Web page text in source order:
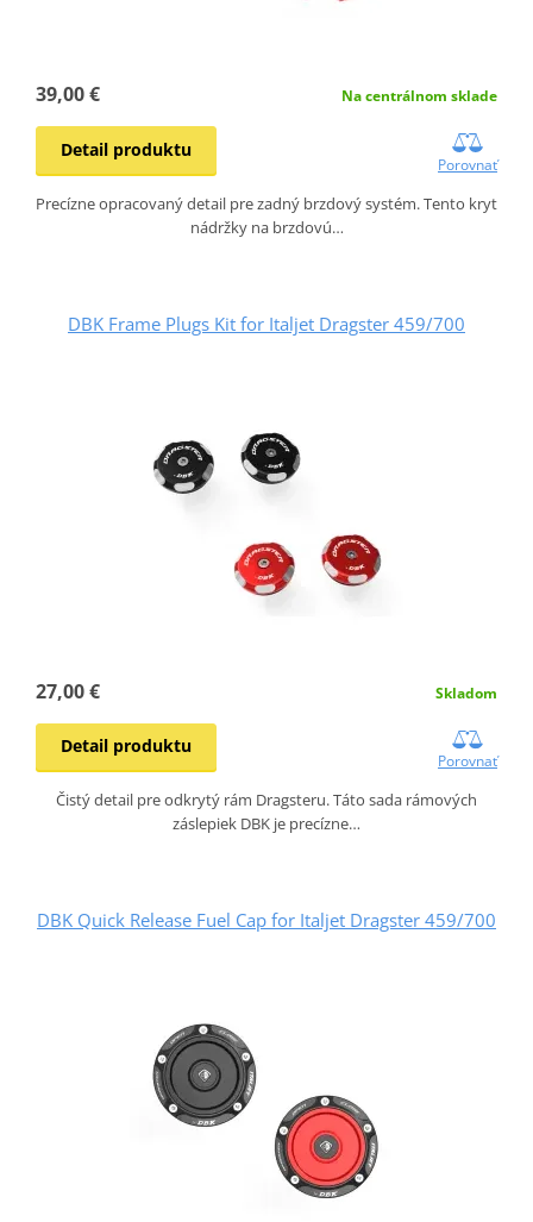
39,00 € Na centrálnom sklade
Detail produktu
Porovnať
Precízne opracovaný detail pre zadný brzdový systém. Tento kryt
nádržky na brzdovú…
DBK Frame Plugs Kit for Italjet Dragster 459/700
27,00 € Skladom
Detail produktu
Porovnať
Čistý detail pre odkrytý rám Dragsteru. Táto sada rámových
záslepiek DBK je precízne…
DBK Quick Release Fuel Cap for Italjet Dragster 459/700